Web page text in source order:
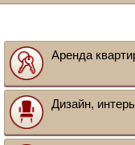
Аренда
Дизайн,